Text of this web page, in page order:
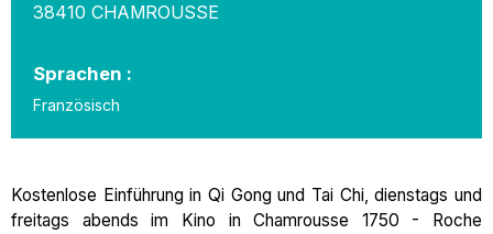
38410 CHAMROUSSE
Sprachen :
Französisch
Kostenlose Einführung in Qi Gong und Tai Chi, dienstags und
freitags abends im Kino in Chamrousse 1750 - Roche